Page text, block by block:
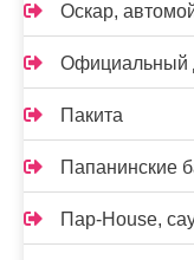
Оскар,
Официальный
Пакита
Папанинские
Пар-House,